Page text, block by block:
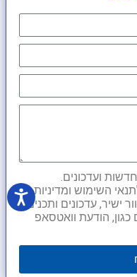
ועדכונים.
השימוש ומדיניות
ישיר, עדכונים ותכנים
כגון, הודעת וואטסאפ